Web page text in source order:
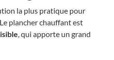
la plus pratique pour
plancher chauffant est
, qui apporte un grand